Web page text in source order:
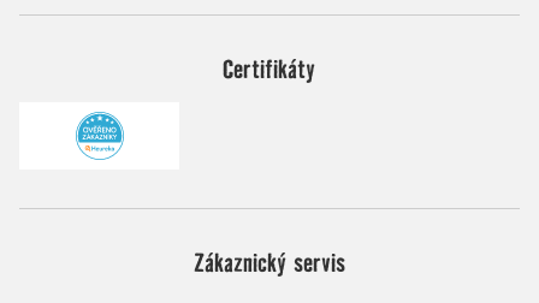
Certifikáty
Zákaznický servis